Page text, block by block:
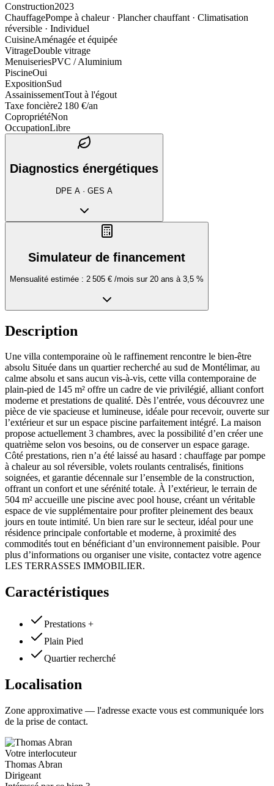
Construction2023
ChauffagePompe à chaleur · Plancher chauffant · Climatisation
réversible · Individuel
CuisineAménagée et équipée
VitrageDouble vitrage
MenuiseriesPVC / Aluminium
PiscineOui
ExpositionSud
AssainissementTout à l'égout
Taxe foncière2 180 €/an
CopropriétéNon
OccupationLibre
Diagnostics énergétiques
DPE A · GES A
Simulateur de financement
Mensualité estimée : 2 505 € /mois sur 20 ans à 3,5 %
Description
Une villa contemporaine où le raffinement rencontre le bien-être
absolu Située dans un quartier recherché au sud de Montélimar, au
calme absolu et sans aucun vis-à-vis, cette villa contemporaine de
plain-pied de 145 m² offre un cadre de vie privilégié, alliant confort
moderne et prestations de qualité. Dès l’entrée, vous découvrez une
pièce de vie spacieuse et lumineuse, idéale pour recevoir, ouverte sur
l’extérieur et sur un espace piscine parfaitement intégré. La maison
propose actuellement 3 chambres, avec la possibilité d’en créer une
quatrième selon vos besoins, ou de conserver un espace garage.
Côté prestations, rien n’a été laissé au hasard : chauffage par pompe
à chaleur au sol réversible, volets roulants centralisés, finitions
soignées, et garantie décennale sur l’ensemble de la construction,
offrant un confort et une sérénité totale. À l’extérieur, le terrain de
504 m² accueille une piscine avec pool house, créant un véritable
espace de vie supplémentaire pour profiter pleinement des beaux
jours en toute intimité. Un bien rare sur le secteur, idéal pour une
résidence principale confortable et moderne, à proximité des
commodités tout en bénéficiant d’un environnement paisible. Pour
plus d’informations ou organiser une visite, contactez votre agence
LES TERRASSES IMMOBILIER.
Caractéristiques
Prestations +
Plain Pied
Quartier recherché
Localisation
Zone approximative — l'adresse exacte vous est communiquée lors
de la prise de contact.
Votre interlocuteur
Thomas Abran
Dirigeant